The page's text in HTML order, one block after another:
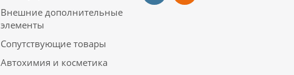
Внешние дополнительные
элементы
Сопутствующие товары
Автохимия и косметика